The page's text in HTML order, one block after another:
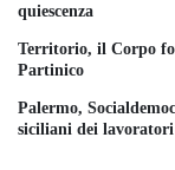
quiescenza
Territorio, il Corpo
Partinico
Palermo,
siciliani dei lavoratori